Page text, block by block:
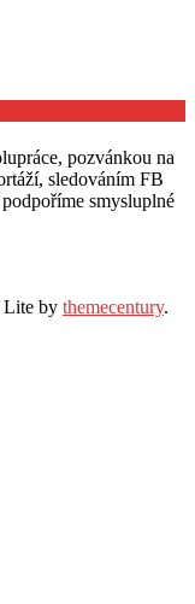
pozvánkou na
sledováním FB
smysluplné
Lite by themecentury.